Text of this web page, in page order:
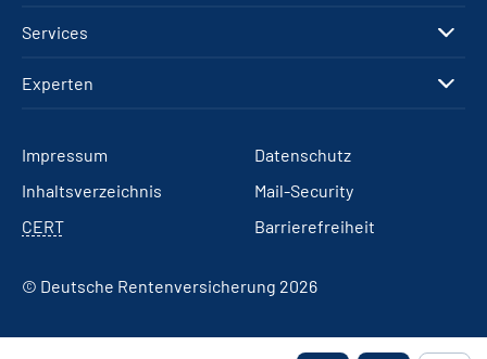
Services
Experten
Impressum
Datenschutz
Inhaltsverzeichnis
Mail-Security
CERT
Barrierefreiheit
© Deutsche Rentenversicherung 2026